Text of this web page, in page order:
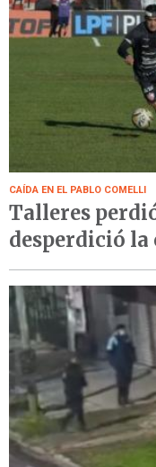
CAÍDA EN EL PABLO COMELLI
Talleres
desperdició la